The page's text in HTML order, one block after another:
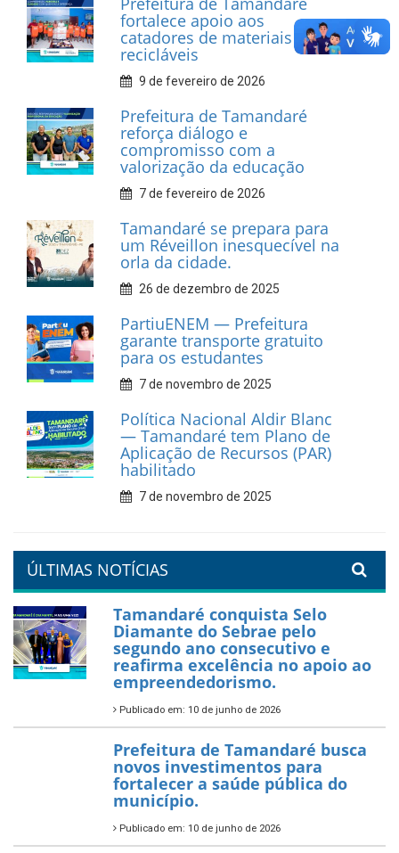
INFORMATIVOS
Prefeitura de Tamandaré
realiza entrega de placas à
Associação dos Taxistas Rota
Car Service
10 de fevereiro de 2026
Dia do Frevo: patrimônio
cultural em movimento
9 de fevereiro de 2026
Prefeitura de Tamandaré
fortalece apoio aos
catadores de materiais
recicláveis
9 de fevereiro de 2026
Prefeitura de Tamandaré
reforça diálogo e
compromisso com a
valorização da educação
7 de fevereiro de 2026
orla da cidade.
PartiuENEM — Prefeitura
garante transporte gratuito
para os estudantes
7 de novembro de 2025
Política Nacional Aldir Blanc
— Tamandaré tem Plano de
Aplicação de Recursos (PAR)
habilitado
7 de novembro de 2025